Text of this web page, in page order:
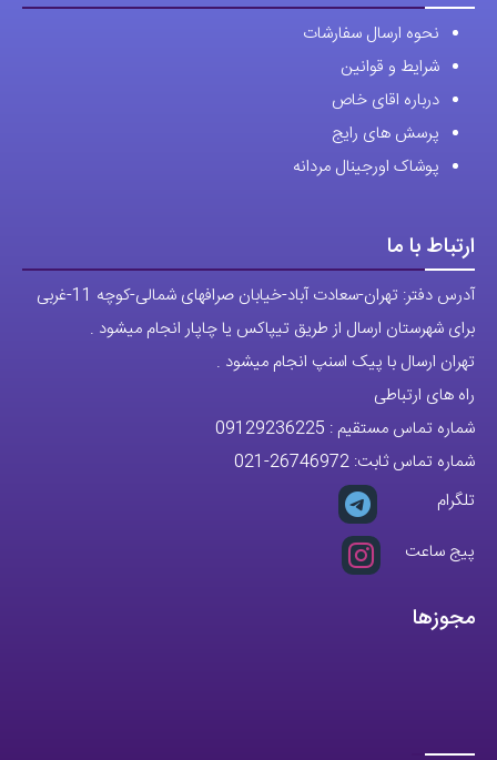
نحوه ارسال سفارشات
شرایط و قوانین
درباره اقای خاص
پرسش های رایج
پوشاک اورجینال مردانه
ارتباط با ما
آدرس دفتر: تهران-سعادت آباد-خیابان صرافهای شمالی-کوچه 11-غربی
برای شهرستان ارسال از طریق تیپاکس یا چاپار انجام میشود .
تهران ارسال با پیک اسنپ انجام میشود .
راه های ارتباطی
شماره تماس مستقیم : 09129236225
شماره تماس ثابت: 26746972
-021
تلگرام
پیج ساعت
مجوزها